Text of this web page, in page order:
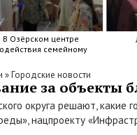
В Озёрском центре
семейному
»Городские новости
за объекты
округа решают, какие
нацпроекту